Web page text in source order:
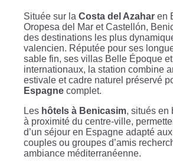
Située sur la Costa del Azahar en
Oropesa del Mar et Castellón,
des destinations les plus
valencien. Réputée pour ses
sable fin, ses villas Belle Époque
internationaux, la station combine
estivale et cadre naturel préservé
Espagne complet.
Les hôtels à Benicasim, situés en
à proximité du centre-ville,
d’un séjour en Espagne adapté
couples ou groupes d’amis
ambiance méditerranéenne.